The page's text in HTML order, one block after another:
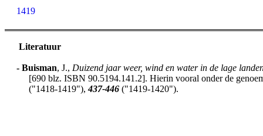
1419
Literatuur
- Buisman, J., Duizend jaar weer, wind en water in de lage
[690 blz. ISBN 90.5194.141.2]. Hierin vooral onder de
("1418-1419"),437-446 ("1419-1420").